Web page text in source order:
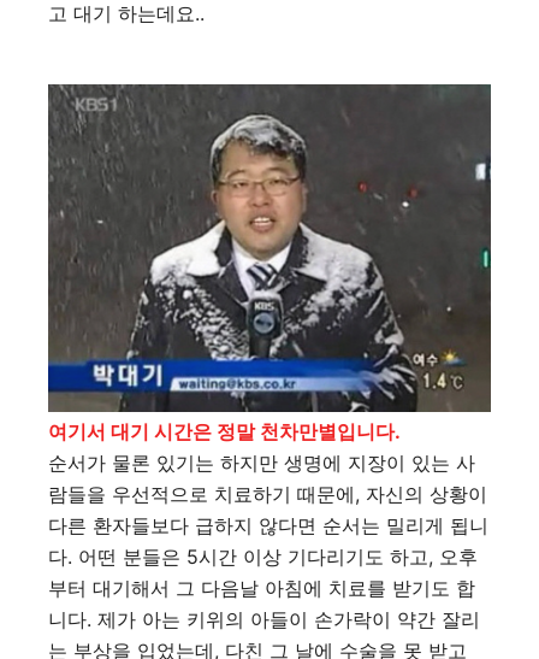
고 대기 하는데요..
여기서 대기 시간은 정말 천차만별입니다.
순서가 물론 있기는 하지만 생명에 지장이 있는 사
람들을 우선적으로 치료하기 때문에, 자신의 상황이
다른 환자들보다 급하지 않다면 순서는 밀리게 됩니
다. 어떤 분들은 5시간 이상 기다리기도 하고, 오후
부터 대기해서 그 다음날 아침에 치료를 받기도 합
니다. 제가 아는 키위의 아들이 손가락이 약간 잘리
는 부상을 입었는데, 다친 그 날에 수술을 못 받고